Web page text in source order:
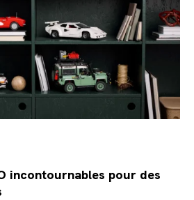
incontournables pour des